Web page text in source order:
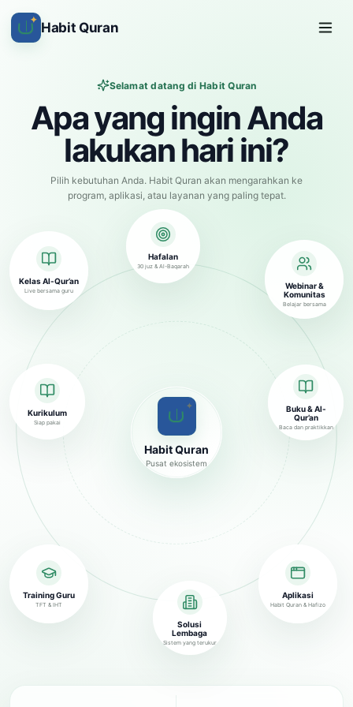
✦ Habit Quran
Selamat datang di Habit Quran
Apa yang ingin Anda
lakukan hari ini?
Pilih kebutuhan Anda. Habit Quran akan mengarahkan ke
program, aplikasi, atau layanan yang paling tepat.
✦
Habit Quran
Pusat ekosistem
Kelas Al-Qur’an
Live bersama guru
Hafalan
30 juz & Al-Baqarah
Buku & Al-
Qur’an
Baca dan praktikkan
Training Guru
TFT & IHT
Solusi
Lembaga
Sistem yang terukur
Kurikulum
Siap pakai
Aplikasi
Habit Quran & Hafizo
Webinar &
Komunitas
Belajar bersama